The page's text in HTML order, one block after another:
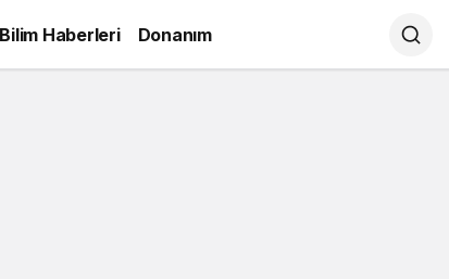
Bilim Haberleri Donanım